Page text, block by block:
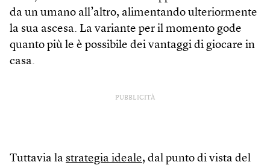
da un umano all’altro, alimentando ulteriormente
la sua ascesa. La variante per il momento gode
quanto più le è possibile dei vantaggi di giocare in
casa.
PUBBLICITÀ
Tuttavia la strategia ideale, dal punto di vista del